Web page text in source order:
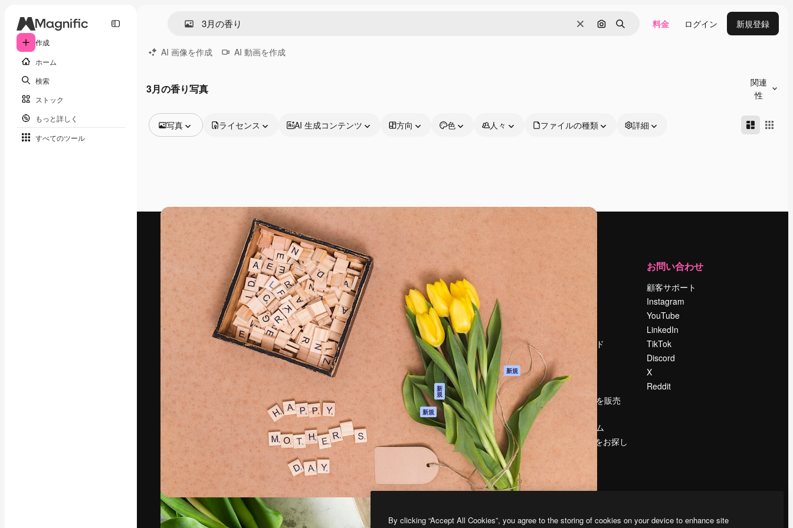
作成
ホーム
検索
ストック
もっと詳しく
すべてのツール
消去 画像で検索
検索 料金 ログイン 新規登録
AI 画像を作成 AI 動画を作成
3月の香り写真
関連
性
写真
動画
モーショングラフィックス
動画テンプレート
アイコン
3D モデル
フォント
ライセンス AI 生成コンテンツ 方向 色 人々 ファイルの種類 詳細
最高のクリエイティブ制作を導くためのプラ
ットフォーム。クリエイター、企業、代理
店、スタジオを含む100万人以上が利用して
います。
日本語
製品
Spaces
AI アシスタント
AI 画像生成ツール
AI 動画生成ツール
AI 音声合成ツール
ストックコンテン
ツ
Claude/ChatGPT
向けMCP
新
規
エージェント 新規
モバイルアプリ
すべてのMagnificツ
はじめに
Academy
ドキュメント
サポート
利用規約
プライバシーポリ
シー
オリジナル 新規
クッキーポリシー
トラストセンター
アフィリエイト
法人向け
料金
会社概要
Reviews
採用情報
検索トレンド
ブログ
イベント
Slidesgo
コンテンツを販売
する
プレスルーム
magnific.aiをお探し
ですか？
お問い合わせ
顧客サポート
Instagram
YouTube
LinkedIn
TikTok
Discord
X
Reddit
Copyright © 2010-2026Freepik Company S.L.U. 無断複写・転載を禁じます
By clicking “Accept All Cookies”, you agree to the storing of cookies on your device to enhance site